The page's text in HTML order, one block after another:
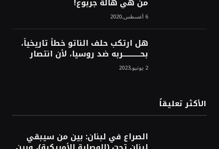
6 أغسطس,2020
هل ارتكب حلف الناتو خطأً تاريخياً،
بحــــــــــــربه ضد روسيا، لأن انتصار
روسيا الحتمي، سيفتت الناتو!محمد
محسن 2 يونيو,2023
الأكثر تعليقاً
الصراع في لبنان: بين من سيبقي